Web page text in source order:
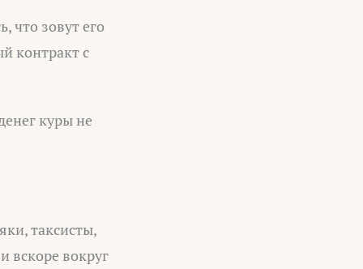
что зовут его
контракт с
куры не
таксисты,
вскоре вокруг